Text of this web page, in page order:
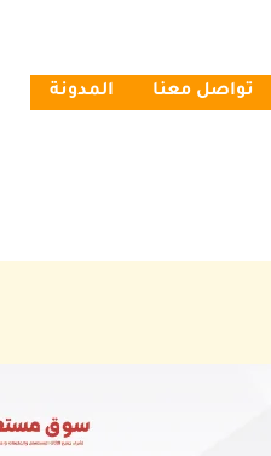
تواصل معنا المدونة